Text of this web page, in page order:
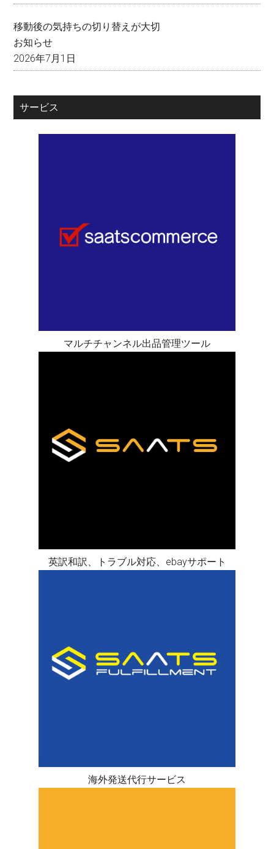
移動後の気持ちの切り替えが大切
お知らせ
2026年7月1日
サービス
マルチチャンネル出品管理ツール
英訳和訳、トラブル対応、ebayサポート
海外発送代行サービス